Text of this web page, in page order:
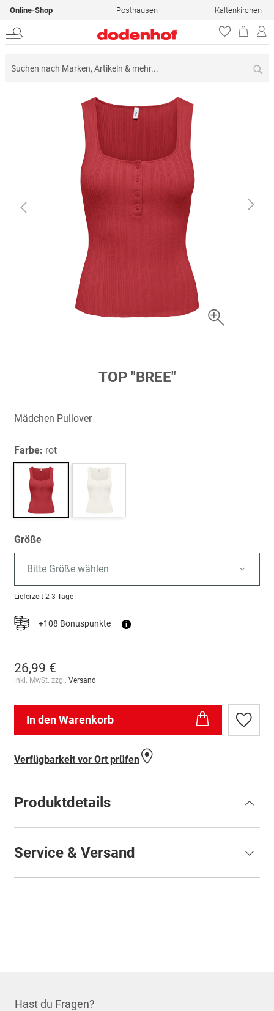
Online-Shop Posthausen Kaltenkirchen
springen
TOP "BREE"
Mädchen Pullover
Farbe: rot
Größe
Bitte Größe wählen
Lieferzeit 2-3 Tage
+108 Bonuspunkte i
26,99 €
inkl. MwSt. zzgl. Versand
In den Warenkorb
Zur
Verfügbarkeit vor Ort prüfen
Produktdetails
Service & Versand
Hast du Fragen?